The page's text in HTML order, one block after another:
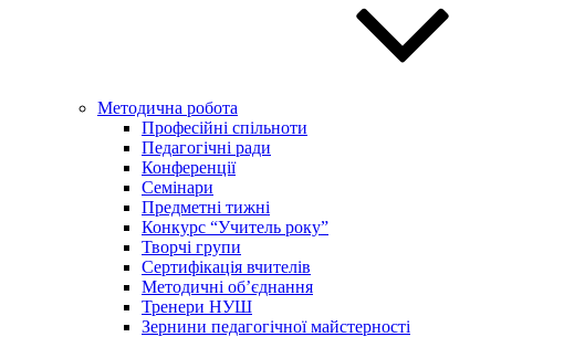
Методична робота
Професійні спільноти
Педагогічні ради
Конференції
Семінари
Предметні тижні
Конкурс “Учитель року”
Творчі групи
Сертифікація вчителів
Методичні об’єднання
Тренери НУШ
Зернини педагогічної майстерності